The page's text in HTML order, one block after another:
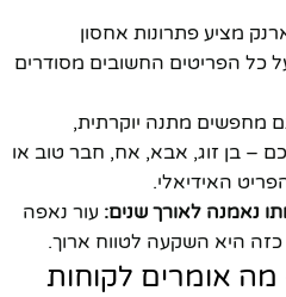
מציע פתרונות אחסון
כל הפריטים החשובים מסודרים
מחפשים מתנה יוקרתית,
– בן זוג, אבא, אח, חבר טוב או
האידיאלי.
נאמנה לאורך שנים: עור נאפה
כזה היא השקעה לטווח ארוך.
מה אומרים לקוחות